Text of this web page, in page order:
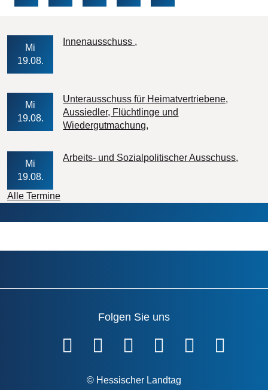
Mi
19.08.
Innenausschuss
Mi
19.08.
Unterausschuss für Heimatvertriebene,
Aussiedler, Flüchtlinge und
Wiedergutmachung
Mi
19.08.
Arbeits- und Sozialpolitischer Ausschuss
Alle Termine
Folgen Sie uns
© Hessischer Landtag